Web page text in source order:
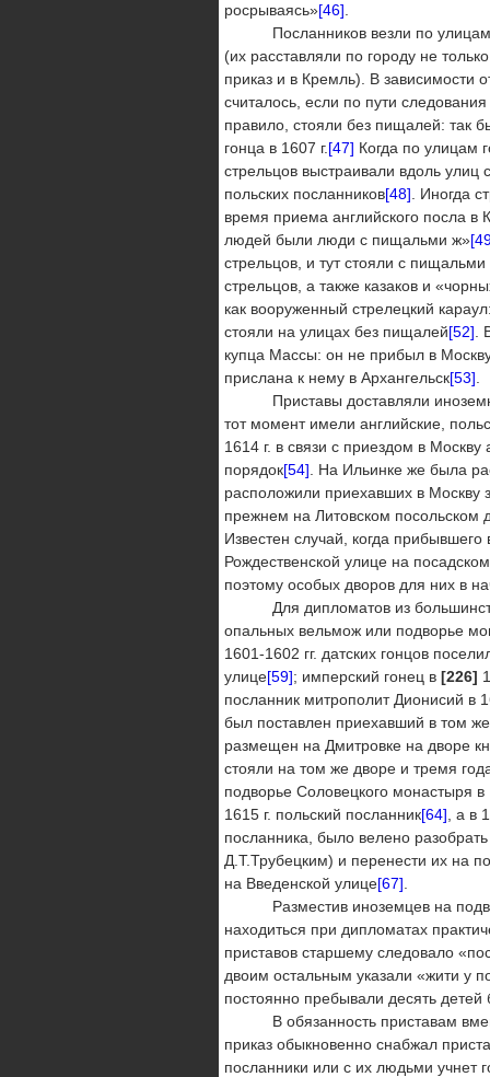
росрываясь»[46]
Посланников везли по улицам
(их расставляли по городу не
приказ и в Кремль). В зависимости
считалось, если по пути
правило, стояли без пищалей: так
гонца в 1607 г.[47] Когда по улицам
стрельцов выстраивали вдоль улиц
польских посланников[48] . Иногда
время приема английского посла в
людей были люди с пищальми ж»
стрельцов, и тут стояли с
стрельцов, а также казаков и
как вооруженный стрелецкий
стояли на улицах без пищалей[52]
купца Массы: он не прибыл в
прислана к нему в Архангельск[53]
Приставы доставляли
тот момент имели английские,
1614 г. в связи с приездом в
порядок[54] . На Ильинке же была
расположили приехавших в Москву
прежнем на Литовском посольском
Известен случай, когда
Рождественской улице на
поэтому особых дворов для них в
Для дипломатов из большинства
опальных вельмож или подворье
1601-1602 гг. датских гонцов
улице[59]; имперский гонец в [226]
посланник митрополит Дионисий в
был поставлен приехавший в том
размещен на Дмитровке на дворе
стояли на том же дворе и тремя
подворье Соловецкого монастыря
1615 г. польский посланник[64] , а в
посланника, было велено
Д.Т.Трубецким) и перенести их на
на Введенской улице[67]
Разместив иноземцев на
находиться при дипломатах
приставов старшему следовало
двоим остальным указали «жити у
постоянно пребывали десять детей
В обязанность приставам
приказ обыкновенно снабжал
посланники или с их людьми учнет